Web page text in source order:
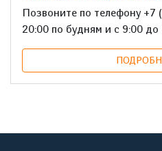
Позвоните по телефону
20:00 по будням и с 9:00